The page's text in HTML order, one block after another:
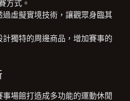
方式。
過虛擬實境技術，讓觀眾身臨其
計獨特的周邊商品，增加賽事的
事場館打造成多功能的運動休閒